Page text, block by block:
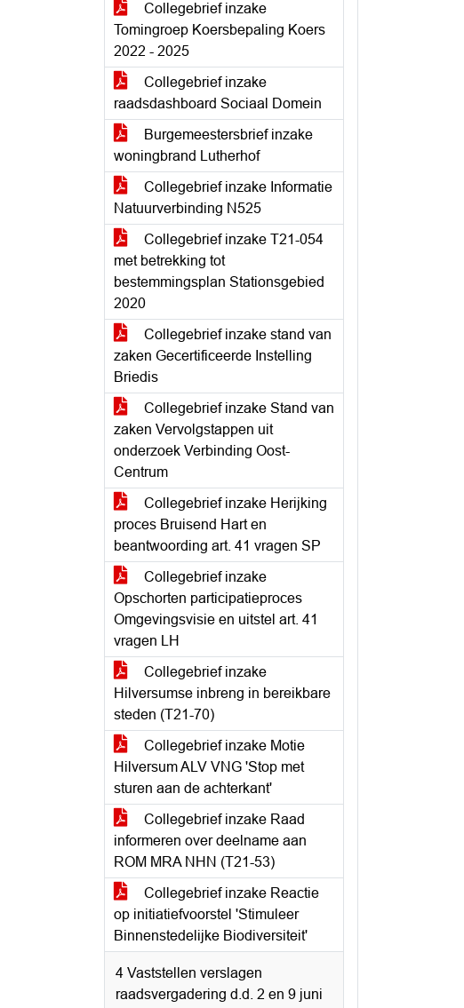
Collegebrief inzake
Tomingroep Koersbepaling Koers
2022 - 2025
Collegebrief inzake
raadsdashboard Sociaal Domein
Burgemeestersbrief inzake
woningbrand Lutherhof
Collegebrief inzake Informatie
Natuurverbinding N525
Collegebrief inzake T21-054
met betrekking tot
bestemmingsplan Stationsgebied
2020
Collegebrief inzake stand van
zaken Gecertificeerde Instelling
Briedis
Collegebrief inzake Stand van
zaken Vervolgstappen uit
onderzoek Verbinding Oost-
Centrum
Collegebrief inzake Herijking
proces Bruisend Hart en
beantwoording art. 41 vragen SP
Collegebrief inzake
Opschorten participatieproces
Omgevingsvisie en uitstel art. 41
vragen LH
Collegebrief inzake
Hilversumse inbreng in bereikbare
steden (T21-70)
Collegebrief inzake Motie
Hilversum ALV VNG 'Stop met
sturen aan de achterkant'
Collegebrief inzake Raad
informeren over deelname aan
ROM MRA NHN (T21-53)
Collegebrief inzake Reactie
op initiatiefvoorstel 'Stimuleer
Binnenstedelijke Biodiversiteit'
4 Vaststellen verslagen
raadsvergadering d.d. 2 en 9 juni